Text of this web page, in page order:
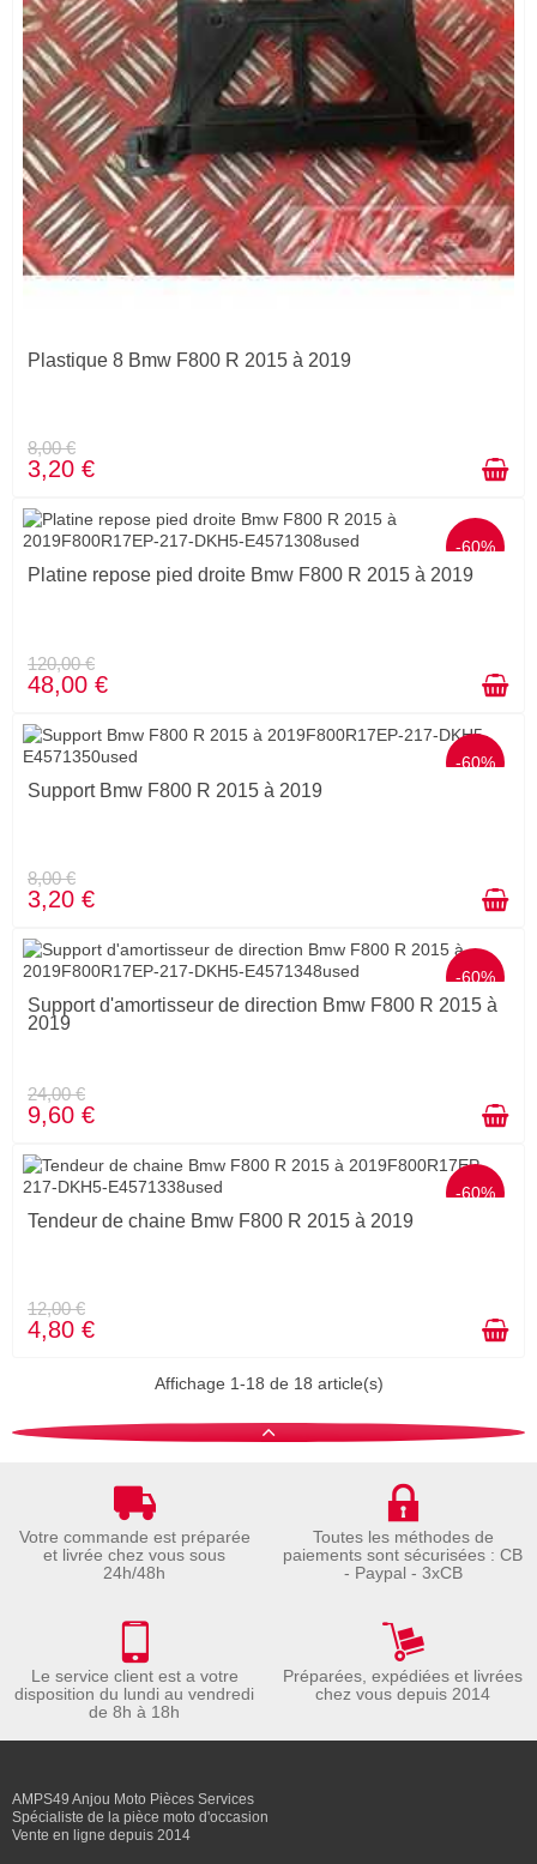
Plastique 8 Bmw F800 R 2015 à 2019
8,00 €
3,20 €
-60%
Platine repose pied droite Bmw F800 R 2015 à 2019
120,00 €
48,00 €
-60%
Support Bmw F800 R 2015 à 2019
8,00 €
3,20 €
-60%
Support d'amortisseur de direction Bmw F800 R 2015 à
2019
24,00 €
9,60 €
-60%
Tendeur de chaine Bmw F800 R 2015 à 2019
12,00 €
4,80 €
Affichage 1-18 de 18 article(s)
Votre commande est préparée
et livrée chez vous sous
24h/48h
Toutes les méthodes de
paiements sont sécurisées : CB
- Paypal - 3xCB
Le service client est a votre
disposition du lundi au vendredi
de 8h à 18h
Préparées, expédiées et livrées
chez vous depuis 2014
AMPS49 Anjou Moto Pièces Services
Spécialiste de la pièce moto d'occasion
Vente en ligne depuis 2014